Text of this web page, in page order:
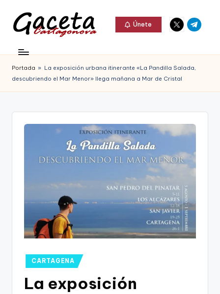
Saltar
contenido
c
e
t
Gaceta
Cartagonova,
La
que
Cartagena,
Únete
Elemento
del
Elemento
del
Portada » La exposición urbana itinerante «La Pandilla Salada,
descubriendo el Mar Menor» llega mañana a Mar de Cristal
Publicado
en
CARTAGENA
La exposición